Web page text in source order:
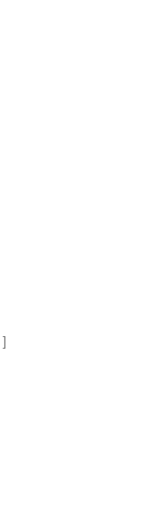
]